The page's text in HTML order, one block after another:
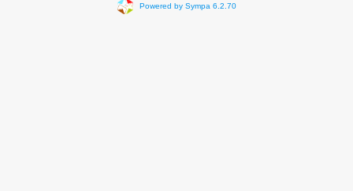
Powered by Sympa 6.2.70